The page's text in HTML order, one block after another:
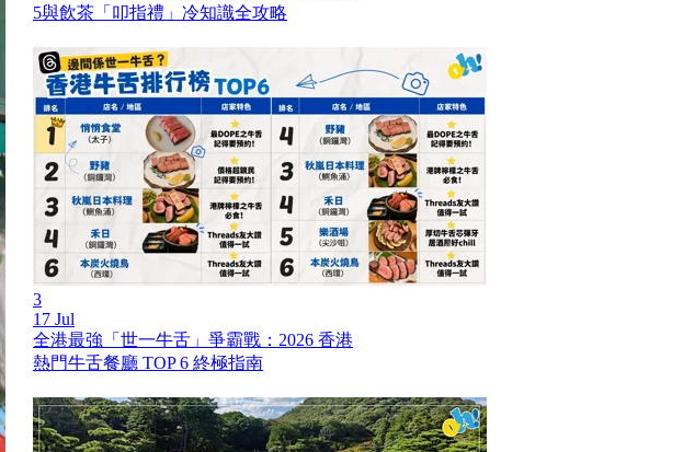
5與飲茶「叩指禮」冷知識全攻略
3
17 Jul
全港最強「世一牛舌」爭霸戰：2026 香港
熱門牛舌餐廳 TOP 6 終極指南